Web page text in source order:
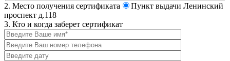
2. Место получения сертификата
Пункт выдачи Ленинский
проспект д.118
3. Кто и когда заберет сертификат